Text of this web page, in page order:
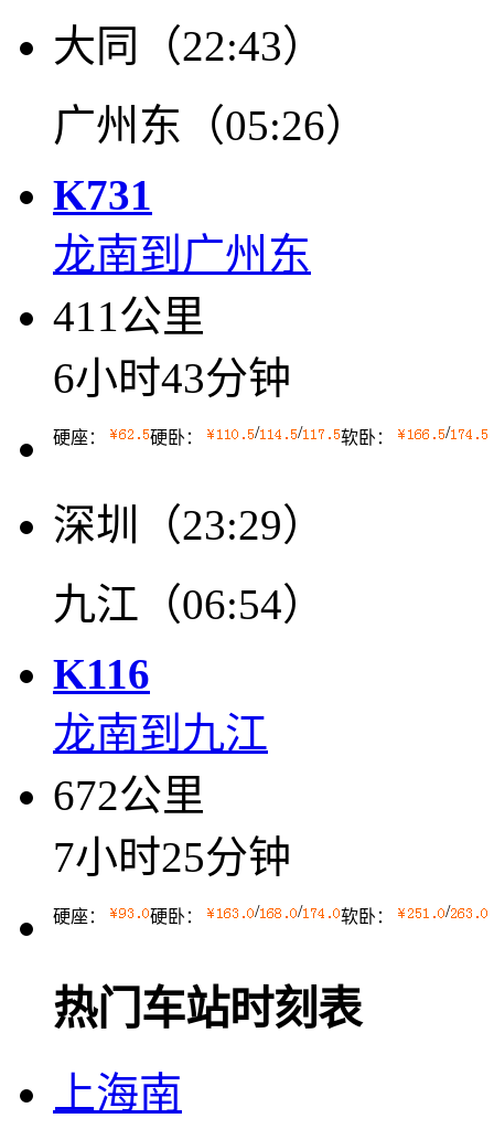
大同（22:43）
广州东（05:26）
K731
龙南到广州东
411公里
6小时43分钟
硬座： 硬卧： / / 软卧： /
深圳（23:29）
九江（06:54）
K116
龙南到九江
672公里
7小时25分钟
硬座： 硬卧： / / 软卧： /
热门车站时刻表
上海南